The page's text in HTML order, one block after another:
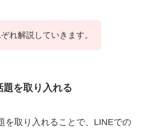
れ解説していきます。
題を取り入れる
を取り入れることで、LINEでの